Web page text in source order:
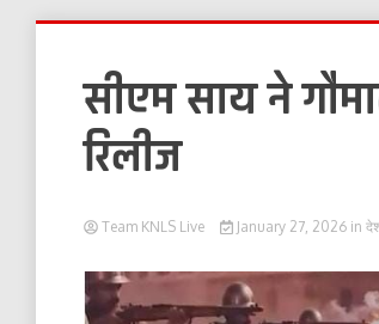
सीएम साय ने
रिलीज
Team KNLS Live January 27, 2026 in